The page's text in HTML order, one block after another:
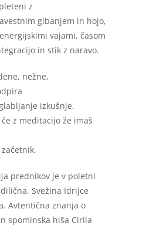
z
gibanjem in hojo,
vajami, časom
in stik z naravo.
nežne,
izkušnje.
z meditacijo že imaš
prednikov je v poletni
Svežina Idrijce
Avtentična znanja o
spominska hiša Cirila